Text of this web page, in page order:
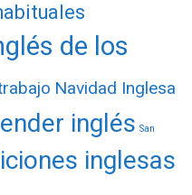
de los
Navidad Inglesa
inglés San
inglesas